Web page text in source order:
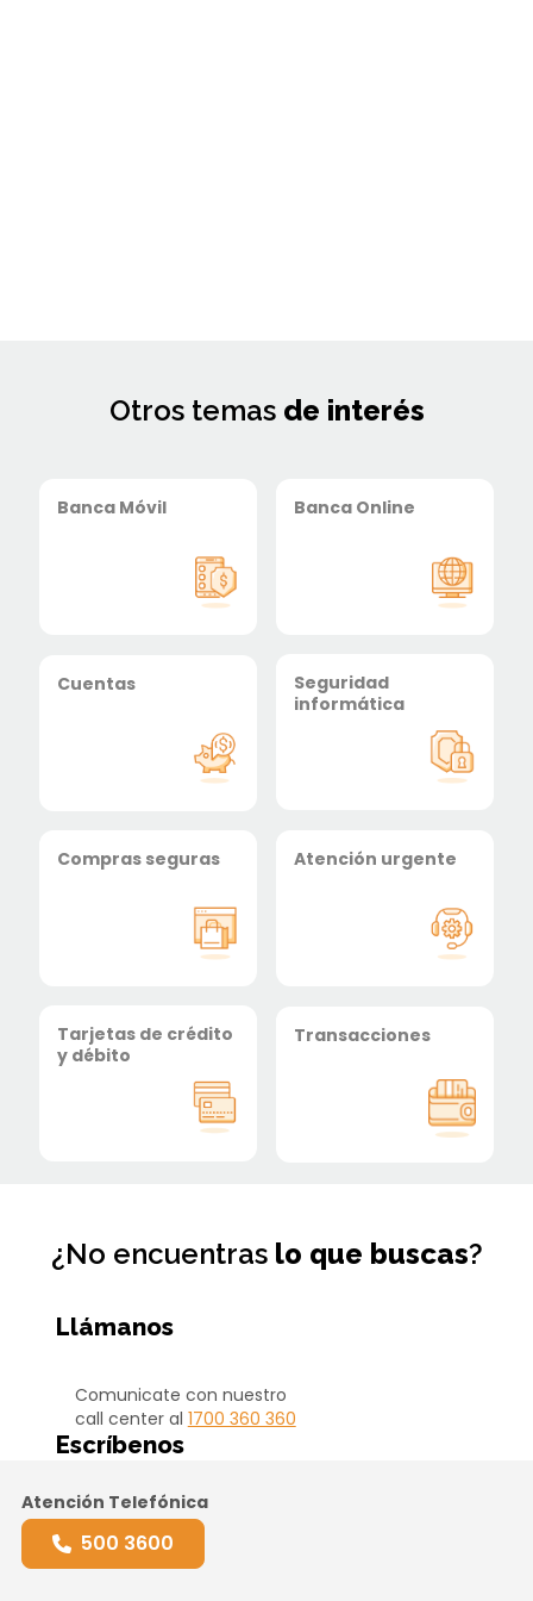
Otros temas de interés
Banca Móvil Banca Online
Cuentas
Seguridad
informática
Compras seguras Atención urgente
Tarjetas de crédito
y débito
Transacciones
¿No encuentras lo que buscas?
Llámanos
Comunicate con nuestro
call center al 1700 360 360
Escríbenos
Atención Telefónica
500 3600